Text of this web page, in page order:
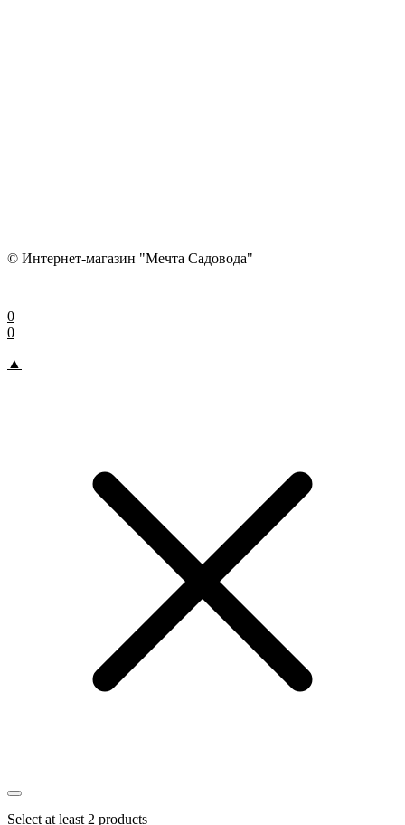
© Интернет-магазин "Мечта Садовода"
0
0
▲
Select at least 2 products